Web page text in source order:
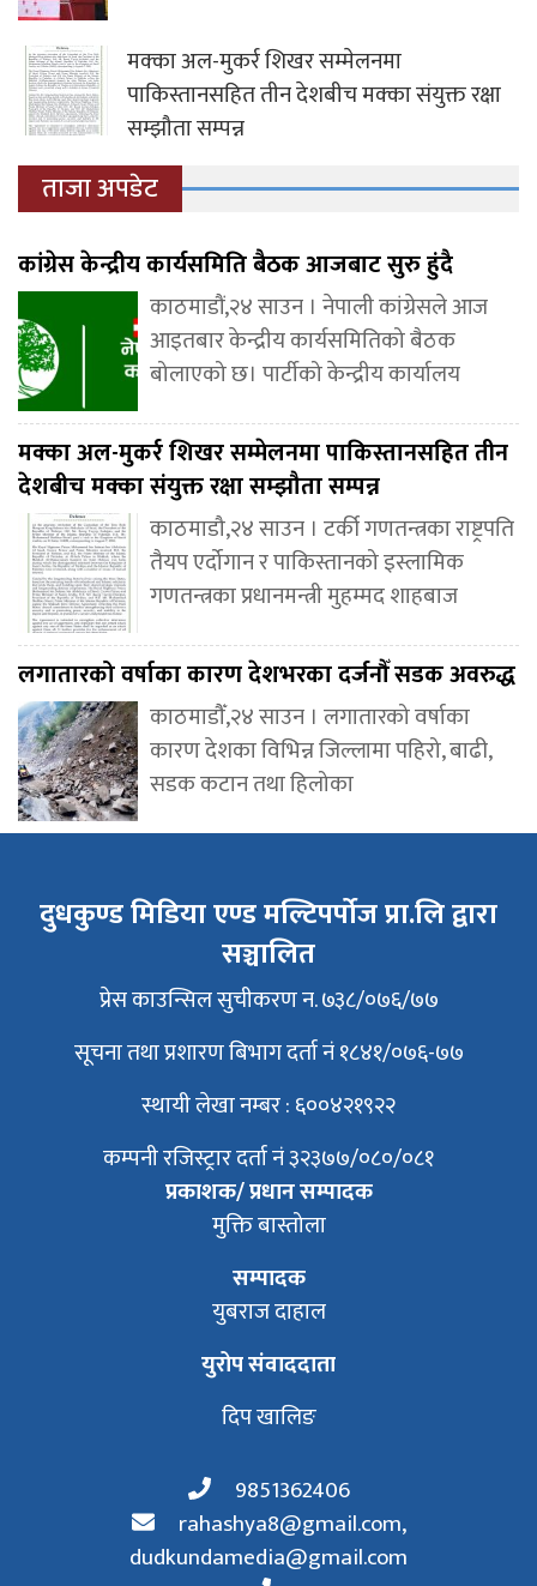
मक्का अल-मुकर्र शिखर सम्मेलनमा
पाकिस्तानसहित तीन देशबीच मक्का संयुक्त रक्षा
सम्झौता सम्पन्न
ताजा अपडेट
कांग्रेस केन्द्रीय कार्यसमिति बैठक आजबाट सुरु हुंदै
काठमाडौं,२४ साउन । नेपाली कांग्रेसले आज
आइतबार केन्द्रीय कार्यसमितिको बैठक
बोलाएको छ। पार्टीको केन्द्रीय कार्यालय
मक्का अल-मुकर्र शिखर सम्मेलनमा पाकिस्तानसहित तीन
देशबीच मक्का संयुक्त रक्षा सम्झौता सम्पन्न
काठमाडौ,२४ साउन । टर्की गणतन्त्रका राष्ट्रपति
तैयप एर्दोगान र पाकिस्तानको इस्लामिक
गणतन्त्रका प्रधानमन्त्री मुहम्मद शाहबाज
लगातारको वर्षाका कारण देशभरका दर्जनौँ सडक अवरुद्ध
काठमाडौँ,२४ साउन । लगातारको वर्षाका
कारण देशका विभिन्न जिल्लामा पहिरो, बाढी,
सडक कटान तथा हिलोका
दुधकुण्ड मिडिया एण्ड मल्टिपर्पोज प्रा.लि द्वारा
सञ्चालित
प्रेस काउन्सिल सुचीकरण न. ७३८/०७६/७७
सूचना तथा प्रशारण बिभाग दर्ता नं १८४१/०७६-७७
स्थायी लेखा नम्बर : ६००४२१९२२
कम्पनी रजिस्ट्रार दर्ता नं ३२३७७/०८०/०८१
प्रकाशक/ प्रधान सम्पादक
मुक्ति बास्तोला
सम्पादक
युबराज दाहाल
युरोप संवाददाता
दिप खालिङ
9851362406
rahashya8@gmail.com,
dudkundamedia@gmail.com